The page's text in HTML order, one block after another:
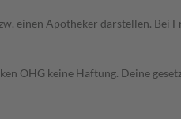
einen Apotheker darstellen. Bei
OHG keine Haftung. Deine